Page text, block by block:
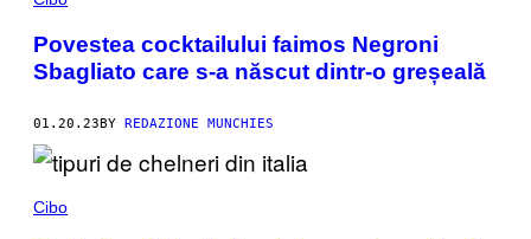
Povestea cocktailului faimos Negroni
Sbagliato care s-a născut dintr-o greșeală
01.20.23 BY REDAZIONE MUNCHIES
Cibo